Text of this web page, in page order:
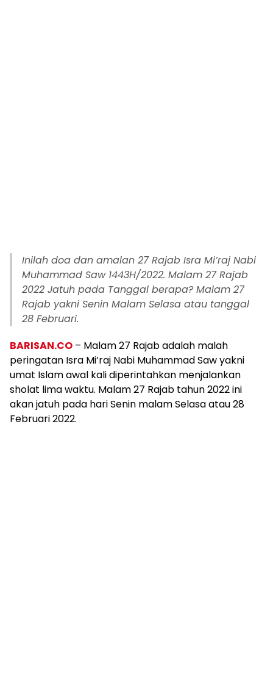
Inilah doa dan amalan 27 Rajab Isra Mi’raj Nabi
Muhammad Saw 1443H/2022. Malam 27 Rajab
2022 Jatuh pada Tanggal berapa? Malam 27
Rajab yakni Senin Malam Selasa atau tanggal
28 Februari.
BARISAN.CO – Malam 27 Rajab adalah malah
peringatan Isra Mi’raj Nabi Muhammad Saw yakni
umat Islam awal kali diperintahkan menjalankan
sholat lima waktu. Malam 27 Rajab tahun 2022 ini
akan jatuh pada hari Senin malam Selasa atau 28
Februari 2022.